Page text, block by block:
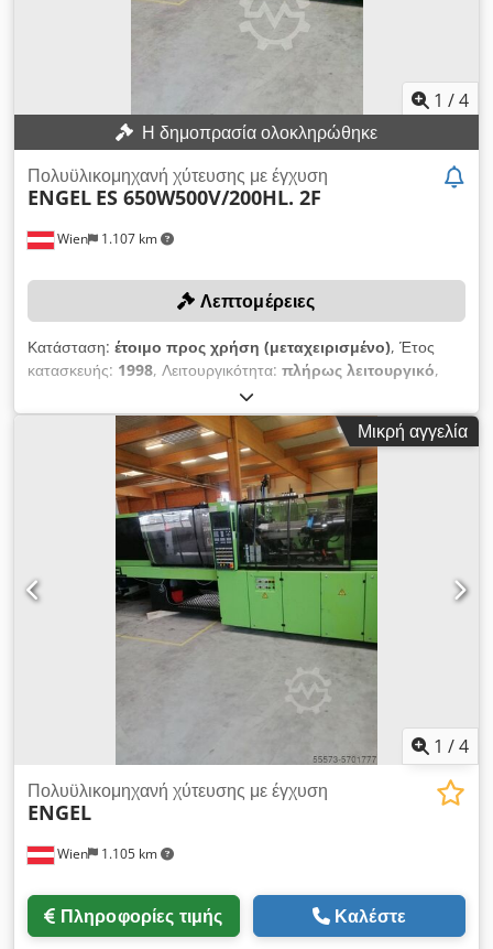
1 /4
Η δημοπρασία ολοκληρώθηκε
Wien 1.107 km
Πολυϋλικομηχανή χύτευσης με έγχυση
ENGEL ES 650W500V/200HL. 2F
Λεπτομέρειες
Κατάσταση: έτοιμο προς χρήση (μεταχειρισμένο), Έτος
κατασκευής: 1998, Λειτουργικότητα: πλήρως λειτουργικό,
, δύναμη σύσφιξης:
ελάχιστη τιμή - εγγυημένη πώληση στη μεγαλύτερη
προσφορά!\n\nΤΕΧΝΙΚΑ ΣΤΟΙΧΕΙΑ\n\nΜονάδα κλεισίματος:
2.000 kN\n\nΔιάμετρος κοχλία συγκροτήματος 1: 45
mm\nΔιάμετρος κοχλία συγκροτήματος 2: 45 mm\n\nΜέγ.
όγκος έγχυσης συγκροτήματος 1: 226 cm³\nΜέγ. όγκος
έγχυσης συγκροτήματος 2: 183 cm³\n\nΛΕΠΤΟΜΕΡΕΙΕΣ
ΜΗΧΑΝΗΜΑΤΟΣ\n\nΕλάχιστη διάσταση τοποθέτησης
καλουπιού: 250 mm\nΜέγιστη διάσταση τοποθέτησης
καλουπιού: 750 mm\n\nΕΞΟΠΛΙΣΜΟΣ\nΜηχάνημα δύο
συστατικών\nΧωρίς κολόνες\n\nΣημείωση: Σε περίπτωση
αγοράς πολλών ειδών από την ίδια τοποθεσία (δείτε τις
προσφορές παρακάτω), θα απαλλάσσεστε από τα φθηνότερα
έξοδα αποσυναρμολόγησης και φόρτωσης. Codpfx Aley
Μικρή αγγελία
1 /4
Wien 1.105 km
Πολυϋλικομηχανή χύτευσης με έγχυση
ENGEL
Πληροφορίες τιμής Καλέστε